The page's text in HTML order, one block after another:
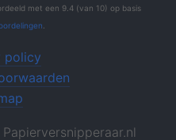
met een 9.4 (van 10) op basis
policy
Papierversnipperaar.nl